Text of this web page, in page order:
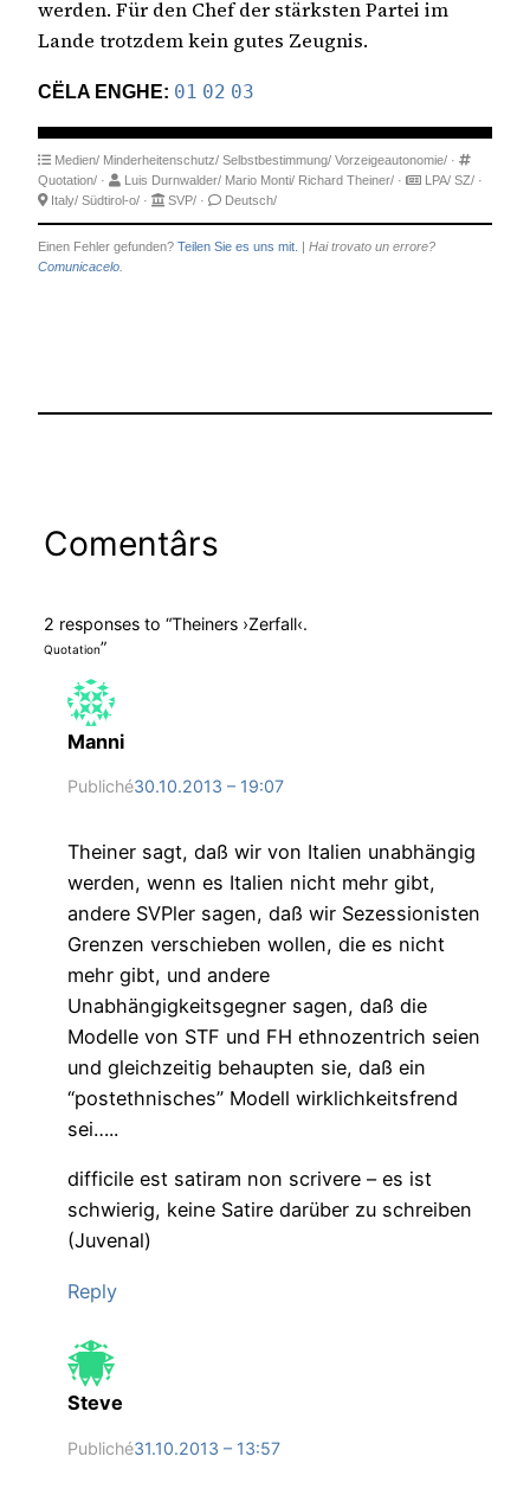
werden. Für den Chef der stärksten Partei im
Lande trotzdem kein gutes Zeugnis.
CËLA ENGHE: 01 02 03
Medien/ Minderheitenschutz/ Selbstbestimmung/ Vorzeigeautonomie/ ·
Quotation/ · Luis Durnwalder/ Mario Monti/ Richard Theiner/ · LPA/ SZ/ ·
Italy/ Südtirol-o/ · SVP/ · Deutsch/
Einen Fehler gefunden? Teilen Sie es uns mit. | Hai trovato un errore?
Comunicacelo.
Comentârs
2 responses to “Theiners ›Zerfall‹.
Quotation”
Manni
Publiché30.10.2013 – 19:07
Theiner sagt, daß wir von Italien unabhängig
werden, wenn es Italien nicht mehr gibt,
andere SVPler sagen, daß wir Sezessionisten
Grenzen verschieben wollen, die es nicht
mehr gibt, und andere
Unabhängigkeitsgegner sagen, daß die
Modelle von STF und FH ethnozentrich seien
und gleichzeitig behaupten sie, daß ein
“postethnisches” Modell wirklichkeitsfrend
sei…..
difficile est satiram non scrivere – es ist
schwierig, keine Satire darüber zu schreiben
(Juvenal)
Reply
Steve
Publiché31.10.2013 – 13:57